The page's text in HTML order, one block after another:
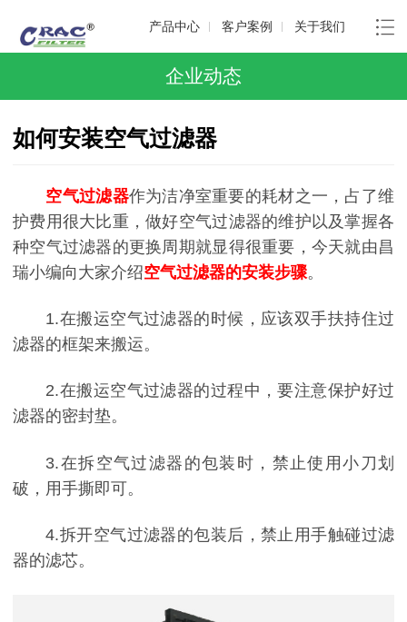
产品中心 客户案例 关于我们
企业动态
如何安装空气过滤器
空气过滤器作为洁净室重要的耗材之一，占了维
护费用很大比重，做好空气过滤器的维护以及掌握各
种空气过滤器的更换周期就显得很重要，今天就由昌
瑞小编向大家介绍空气过滤器的安装步骤。
1.在搬运空气过滤器的时候，应该双手扶持住过
滤器的框架来搬运。
2.在搬运空气过滤器的过程中，要注意保护好过
滤器的密封垫。
3.在拆空气过滤器的包装时，禁止使用小刀划
破，用手撕即可。
4.拆开空气过滤器的包装后，禁止用手触碰过滤
器的滤芯。